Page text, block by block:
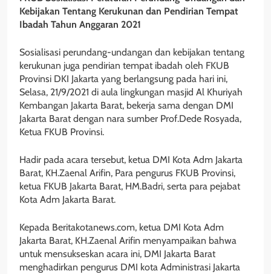
Kebijakan Tentang Kerukunan dan Pendirian Tempat
Ibadah Tahun Anggaran 2021
Sosialisasi perundang-undangan dan kebijakan tentang
kerukunan juga pendirian tempat ibadah oleh FKUB
Provinsi DKI Jakarta yang berlangsung pada hari ini,
Selasa, 21/9/2021 di aula lingkungan masjid Al Khuriyah
Kembangan Jakarta Barat, bekerja sama dengan DMI
Jakarta Barat dengan nara sumber Prof.Dede Rosyada,
Ketua FKUB Provinsi.
Hadir pada acara tersebut, ketua DMI Kota Adm Jakarta
Barat, KH.Zaenal Arifin, Para pengurus FKUB Provinsi,
ketua FKUB Jakarta Barat, HM.Badri, serta para pejabat
Kota Adm Jakarta Barat.
Kepada Beritakotanews.com, ketua DMI Kota Adm
Jakarta Barat, KH.Zaenal Arifin menyampaikan bahwa
untuk mensukseskan acara ini, DMI Jakarta Barat
menghadirkan pengurus DMI kota Administrasi Jakarta